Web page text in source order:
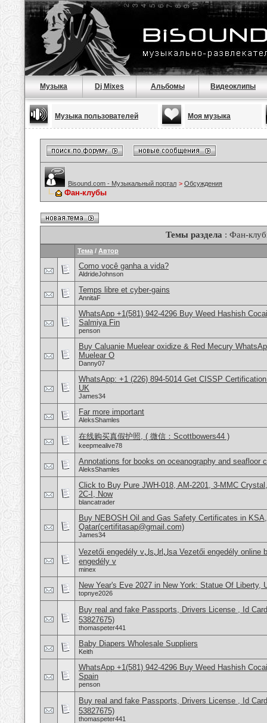
Музыка Dj Mixes Альбомы Видеоклипы
Музыка пользователей Моя музыка
Bisound.com - Музыкальный портал > Обсуждения
Фан-клубы
Темы раздела : Фан-
Тема / Автор
Como você ganha a vida?
AldrideJohnson
Temps libre et cyber-gains
AnnitaF
WhatsApp +1(581) 942-4296 Buy Weed Hashish
Salmiya Fin
penson
Buy Caluanie Muelear oxidize & Red Mecury
Muelear O
Danny07
WhatsApp: +1 (226) 894-5014​ Get CISSP
UK
James34
Far more important
AleksShamles
在线购买真假护照, ( 微信：Scottbowers44 )
keepmealive78
Annotations for books on oceanography and seafloor
AleksShamles
Click to Buy Pure JWH-018, AM-2201, 3-MMC
2C-I, Now
blancatrader
Buy NEBOSH Oil and Gas Safety Certificates in
Qatar(certifitasap@gmail.com)
James34
Vezetői engedély vلsلrlلsa Vezetői engedély online beszerzése Hajَvezetői
engedély v
minex
New Year's Eve 2027 in New York: Statue Of Liberty,
topnye2026
Buy real and fake Passports, Drivers License , Id
53827675)
thomaspeter441
Baby Diapers Wholesale Suppliers
Keith
WhatsApp +1(581) 942-4296 Buy Weed Hashish
Spain
penson
Buy real and fake Passports, Drivers License , Id
53827675)
thomaspeter441